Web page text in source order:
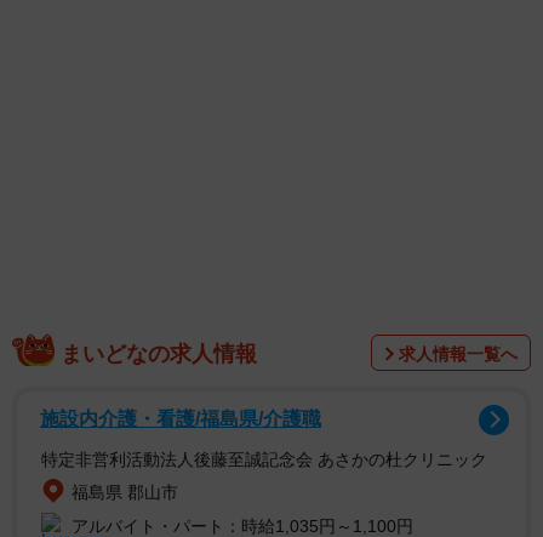
か。鍬焼きと日本酒の店「内山田」は曽根崎通の出入橋交
差点を南へ下ったところ。スマホのナビを何度も確認。ナ
ビはその店らしき地点を示しているが、その店らしきもの
はない。
まいどなの求人情報 求人情報一覧へ
施設内介護・看護/福島県/介護職
特定非営利活動法人後藤至誠記念会 あさかの杜クリニック
福島県 郡山市
アルバイト・パート：時給1,035円～1,100円